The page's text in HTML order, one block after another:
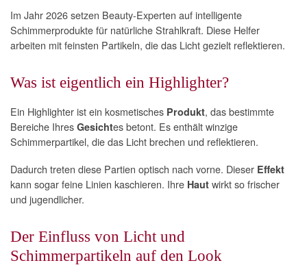
Im Jahr 2026 setzen Beauty-Experten auf intelligente
Schimmerprodukte für natürliche Strahlkraft. Diese Helfer
arbeiten mit feinsten Partikeln, die das Licht gezielt reflektieren.
Was ist eigentlich ein Highlighter?
Ein Highlighter ist ein kosmetisches Produkt, das bestimmte
Bereiche Ihres Gesichtes betont. Es enthält winzige
Schimmerpartikel, die das Licht brechen und reflektieren.
Dadurch treten diese Partien optisch nach vorne. Dieser Effekt
kann sogar feine Linien kaschieren. Ihre Haut wirkt so frischer
und jugendlicher.
Der Einfluss von Licht und
Schimmerpartikeln auf den Look